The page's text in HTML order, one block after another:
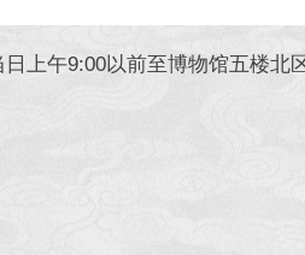
上午9:00以前至博物馆五楼北